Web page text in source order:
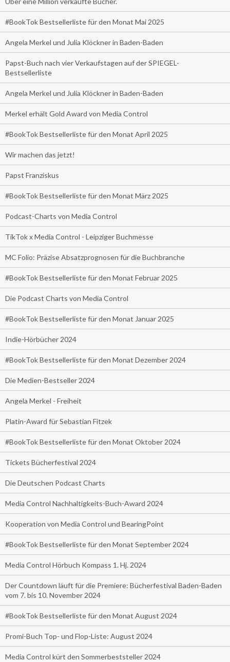
#BookTok Bestsellerliste für den Monat Mai 2025
Angela Merkel und Julia Klöckner in Baden-Baden
Papst-Buch nach vier Verkaufstagen auf der SPIEGEL-
Bestsellerliste
Angela Merkel und Julia Klöckner in Baden-Baden
Merkel erhält Gold Award von Media Control
#BookTok Bestsellerliste für den Monat April 2025
Wir machen das jetzt!
Papst Franziskus
#BookTok Bestsellerliste für den Monat März 2025
Podcast-Charts von Media Control
TikTok x Media Control - Leipziger Buchmesse
MC Folio: Präzise Absatzprognosen für die Buchbranche
#BookTok Bestsellerliste für den Monat Februar 2025
Die Podcast Charts von Media Control
#BookTok Bestsellerliste für den Monat Januar 2025
Indie-Hörbücher 2024
#BookTok Bestsellerliste für den Monat Dezember 2024
Die Medien-Bestseller 2024
Angela Merkel - Freiheit
Platin-Award für Sebastian Fitzek
#BookTok Bestsellerliste für den Monat Oktober 2024
Tickets Bücherfestival 2024
Die Deutschen Podcast Charts
Media Control Nachhaltigkeits-Buch-Award 2024
Kooperation von Media Control und BearingPoint
#BookTok Bestsellerliste für den Monat September 2024
Media Control Hörbuch Kompass 1. Hj. 2024
Der Countdown läuft für die Premiere: Bücherfestival Baden-Baden
vom 7. bis 10. November 2024
#BookTok Bestsellerliste für den Monat August 2024
Promi-Buch Top- und Flop-Liste: August 2024
Media Control kürt den Sommerbeststeller 2024